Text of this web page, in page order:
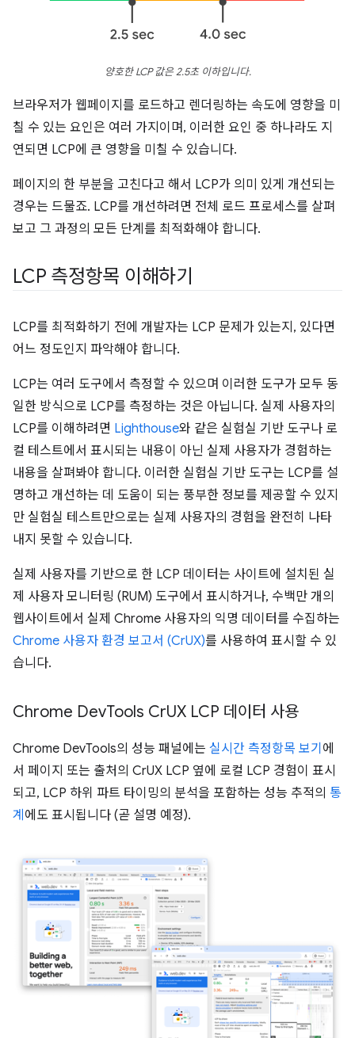
양호한 LCP 값은 2.5초 이하입니다.
브라우저가 웹페이지를 로드하고 렌더링하는 속도에 영향을 미
칠 수 있는 요인은 여러 가지이며, 이러한 요인 중 하나라도 지
연되면 LCP에 큰 영향을 미칠 수 있습니다.
페이지의 한 부분을 고친다고 해서 LCP가 의미 있게 개선되는
경우는 드물죠. LCP를 개선하려면 전체 로드 프로세스를 살펴
보고 그 과정의 모든 단계를 최적화해야 합니다.
LCP 측정항목 이해하기
LCP를 최적화하기 전에 개발자는 LCP 문제가 있는지, 있다면
어느 정도인지 파악해야 합니다.
LCP는 여러 도구에서 측정할 수 있으며 이러한 도구가 모두 동
일한 방식으로 LCP를 측정하는 것은 아닙니다. 실제 사용자의
LCP를 이해하려면 Lighthouse와 같은 실험실 기반 도구나 로
컬 테스트에서 표시되는 내용이 아닌 실제 사용자가 경험하는
내용을 살펴봐야 합니다. 이러한 실험실 기반 도구는 LCP를 설
명하고 개선하는 데 도움이 되는 풍부한 정보를 제공할 수 있지
만 실험실 테스트만으로는 실제 사용자의 경험을 완전히 나타
내지 못할 수 있습니다.
실제 사용자를 기반으로 한 LCP 데이터는 사이트에 설치된 실
제 사용자 모니터링 (RUM) 도구에서 표시하거나, 수백만 개의
웹사이트에서 실제 Chrome 사용자의 익명 데이터를 수집하는
Chrome 사용자 환경 보고서 (CrUX)를 사용하여 표시할 수 있
습니다.
Chrome DevTools CrUX LCP 데이터 사용
Chrome DevTools의 성능 패널에는 실시간 측정항목 보기 에
서 페이지 또는 출처의 CrUX LCP 옆에 로컬 LCP 경험이 표시
되고, LCP 하위 파트 타이밍의 분석을 포함하는 성능 추적의 통
계 에도 표시됩니다 (곧 설명 예정).